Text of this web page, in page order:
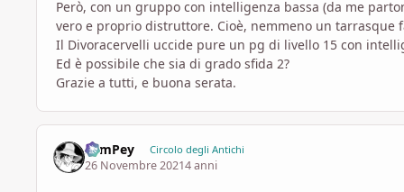
Però, con un gruppo con intelligenza bassa (da me
vero e proprio distruttore. Cioè, nemmeno un tarrasque
Il Divoracervelli uccide pure un pg di livello 15 con
Ed è possibile che sia di grado sfida 2?
Grazie a tutti, e buona serata.
SamPey Circolo degli Antichi
26 Novembre 20214 anni